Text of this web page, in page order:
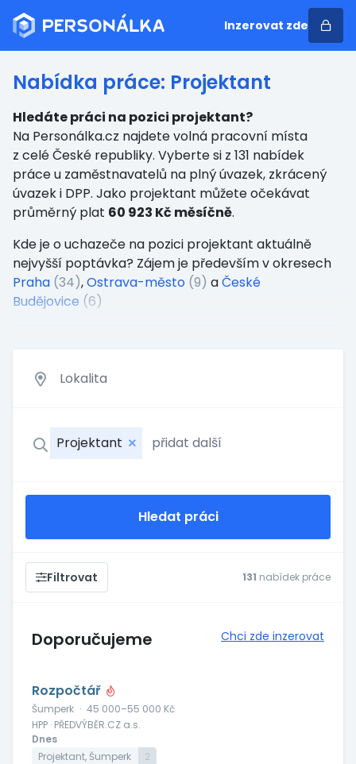
Inzerovat zde
Nabídka práce: Projektant
Hledáte práci na pozici projektant?
Na Personálka.cz najdete volná pracovní místa
z celé České republiky. Vyberte si z 131 nabídek
práce u zaměstnavatelů na plný úvazek, zkrácený
úvazek i DPP. Jako projektant můžete očekávat
průměrný plat 60 923 Kč měsíčně.
Kde je o uchazeče na pozici projektant aktuálně
nejvyšší poptávka? Zájem je především v okresech
Praha (34),Ostrava-město (9) aČeské
Budějovice (6)
Projektant
Hledat práci
Filtrovat 131 nabídek práce
Doporučujeme Chci zde inzerovat
Rozpočtář
Šumperk · 45 000–55 000 Kč
HPP · PŘEDVÝBĚR.CZ a.s.
Dnes
Projektant, Šumperk
2